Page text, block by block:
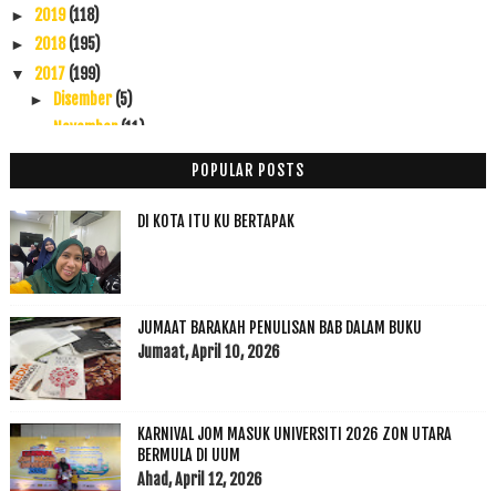
► 2019(118)
► 2018(195)
▼ 2017 (199)
► Disember(5)
November(11)
►Oktober(38)
►September(22)
►Ogos(20)
►Julai(21)
►Jun(16)
►April(5)
▼ Mac(15)
Hari Akhir Bekerja Sebelum Cuti Bersalin
Berita Kampus: SIRKIT GOLF REMAJA KEDAH SIRI 1/UUM...
Sabar Belajar Memang Banyak DugaanNya
POPULAR POSTS
DI KOTA ITU KU BERTAPAK
JUMAAT BARAKAH PENULISAN BAB DALAM BUKU
Jumaat, April 10, 2026
KARNIVAL JOM MASUK UNIVERSITI 2026 ZON UTARA
BERMULA DI UUM
Ahad, April 12, 2026